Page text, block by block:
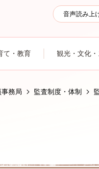
音声読み上
て・教育 観光・文化
務局 監査制度・体制